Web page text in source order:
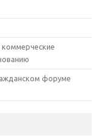
коммерческие
форуме